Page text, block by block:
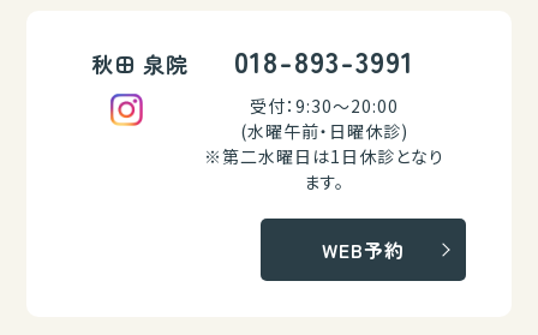
秋田 泉院 018-893-3991
受付：9:30～20:00
(水曜午前・日曜休診)
※第二水曜日は1日休診となり
ます。
WEB予約